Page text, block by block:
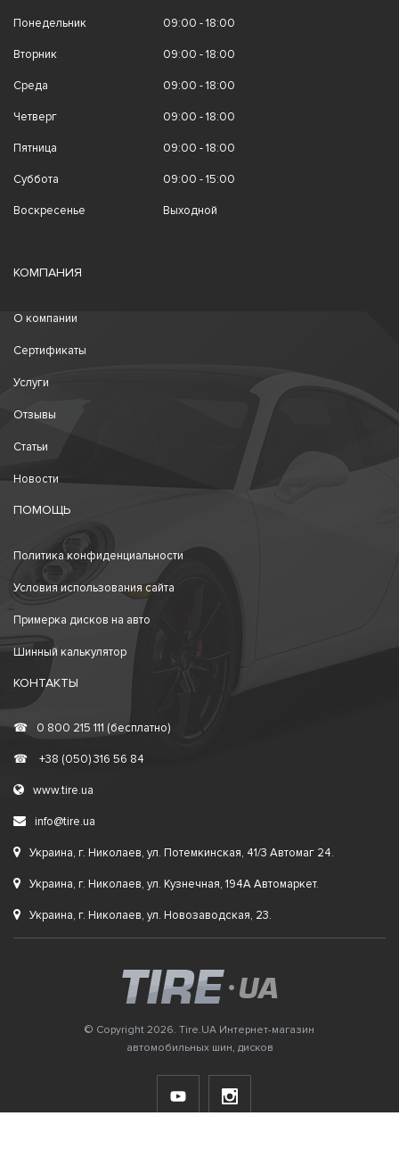
Понедельник 09:00 - 18:00
Вторник 09:00 - 18:00
Среда 09:00 - 18:00
Четверг 09:00 - 18:00
Пятница 09:00 - 18:00
Суббота 09:00 - 15:00
Воскресенье Выходной
КОМПАНИЯ
О компании
Сертификаты
Услуги
Отзывы
Статьи
Новости
ПОМОЩЬ
Политика конфиденциальности
Условия использования сайта
Примерка дисков на авто
Шинный калькулятор
КОНТАКТЫ
☎ 0 800 215 111 (бесплатно)
☎ +38 (050) 316 56 84
www.tire.ua
info@tire.ua
Украина, г. Николаев, ул. Потемкинская, 41/3 Автомаг 24.
Украина, г. Николаев, ул. Кузнечная, 194А Автомаркет.
Украина, г. Николаев, ул. Новозаводская, 23.
© Copyright 2026. Tire.UA Интернет-магазин
автомобильных шин, дисков